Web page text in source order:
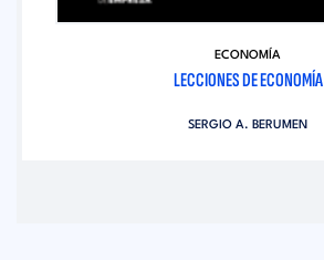
ECONOMÍA
LECCIONES DE ECONOMÍA
SERGIO A. BERUMEN